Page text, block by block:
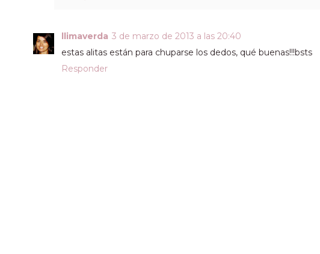
llimaverda 3 de marzo de 2013 a las 20:40
estas alitas están para chuparse los dedos, qué buenas!!!bsts
Responder